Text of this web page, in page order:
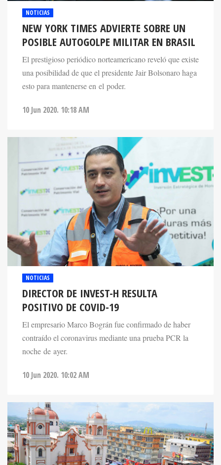
NOTICIAS
NEW YORK TIMES ADVIERTE SOBRE UN
POSIBLE AUTOGOLPE MILITAR EN BRASIL
El prestigioso periódico norteamericano reveló que existe
una posibilidad de que el presidente Jair Bolsonaro haga
esto para mantenerse en el poder.
10 Jun 2020. 10:18 AM
NOTICIAS
DIRECTOR DE INVEST-H RESULTA
POSITIVO DE COVID-19
El empresario Marco Bográn fue confirmado de haber
contraído el coronavirus mediante una prueba PCR la
noche de ayer.
10 Jun 2020. 10:02 AM